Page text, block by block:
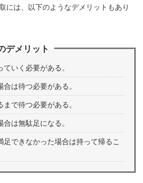
には、以下のようなデメリットもあり
デメリット
いく必要がある。
合は待つ必要がある。
で待つ必要がある。
は無駄足になる。
足できなかった場合は持って帰るこ